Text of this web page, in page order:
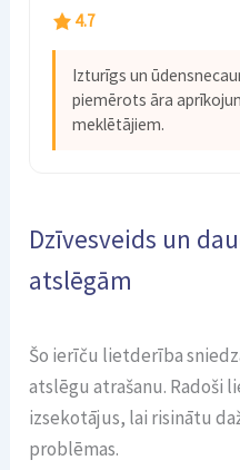
4.7
Izturīgs un
piemērots āra
meklētājiem.
Dzīvesveids un
atslēgām
Šo ierīču lietderība
atslēgu atrašanu. Radoši
izsekotājus, lai risinātu
problēmas.